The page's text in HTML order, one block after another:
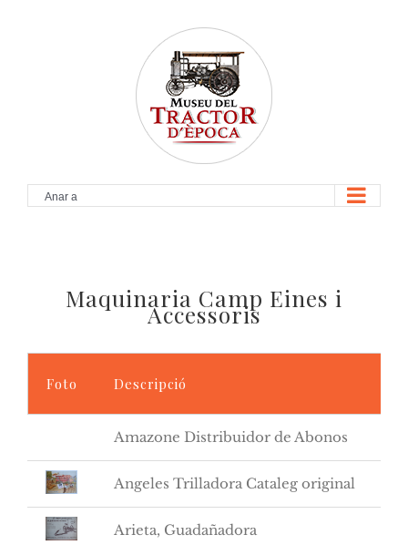
Anar a
Maquinaria Camp Eines i
Accessoris
Foto Descripció
Amazone Distribuidor de Abonos
Angeles Trilladora Cataleg original
Arieta, Guadañadora